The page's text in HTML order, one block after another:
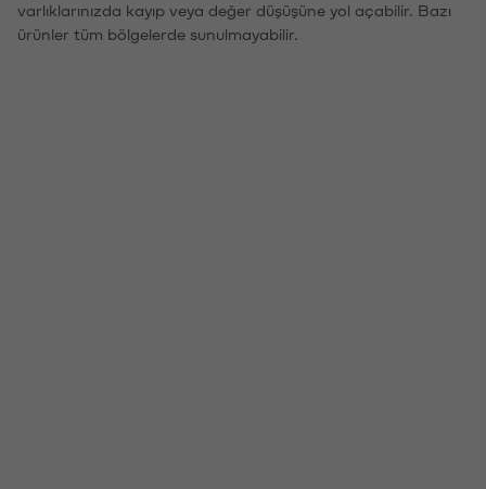
varlıklarınızda kayıp veya değer düşüşüne yol açabilir. Bazı
ürünler tüm bölgelerde sunulmayabilir.